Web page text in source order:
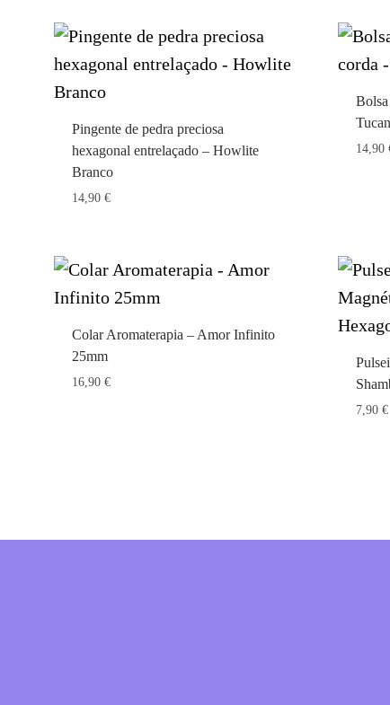
Pingente de pedra preciosa
hexagonal entrelaçado – Howlite
Branco
14,90 €
14,90
Colar Aromaterapia – Amor Infinito
25mm
16,90 €
7,90 €